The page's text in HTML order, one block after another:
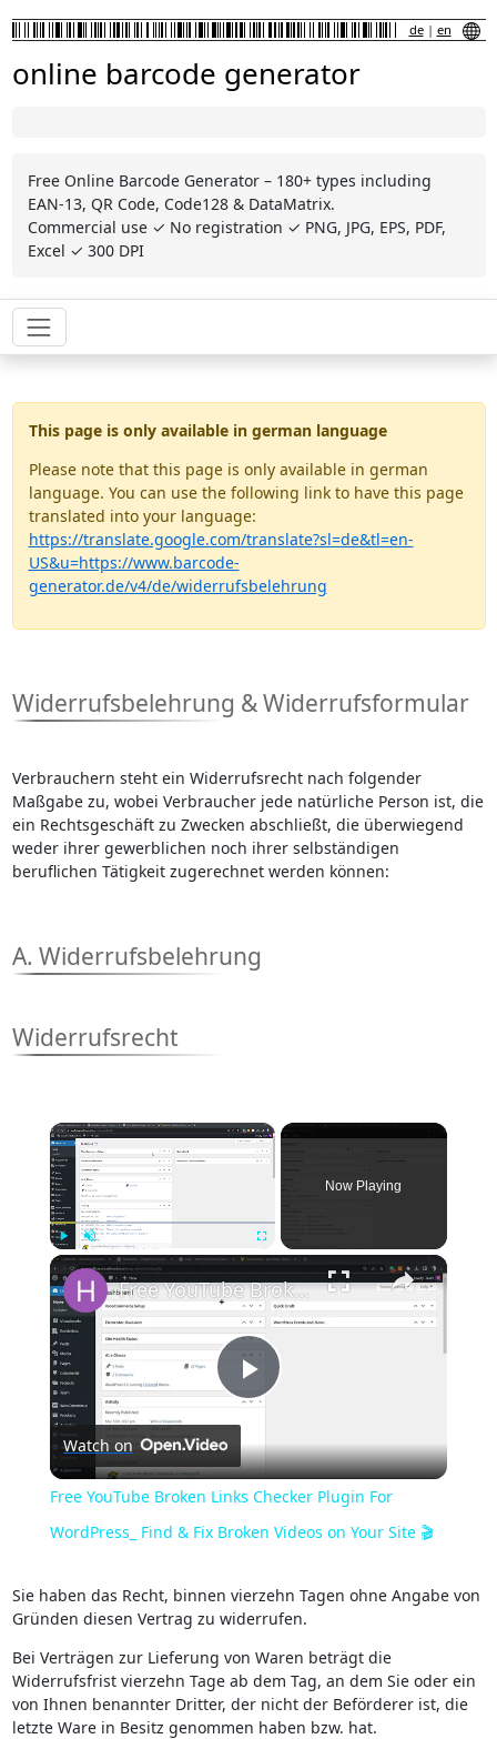
de| en
online barcode generator
Free Online Barcode Generator – 180+ types including
EAN-13, QR Code, Code128 & DataMatrix.
Commercial use ✓ No registration ✓ PNG, JPG, EPS, PDF,
Excel ✓ 300 DPI
This page is only available in german language
Please note that this page is only available in german
language. You can use the following link to have this page
translated into your language:
https://translate.google.com/translate?sl=de&tl=en-
US&u=https://www.barcode-
generator.de/v4/de/widerrufsbelehrung
Widerrufsbelehrung & Widerrufsformular
Verbrauchern steht ein Widerrufsrecht nach folgender
Maßgabe zu, wobei Verbraucher jede natürliche Person ist, die
ein Rechtsgeschäft zu Zwecken abschließt, die überwiegend
weder ihrer gewerblichen noch ihrer selbständigen
beruflichen Tätigkeit zugerechnet werden können:
A. Widerrufsbelehrung
Widerrufsrecht
×
Play Unmute Fullscreen
Now Playing
×
Play
Video
Free YouTube Broken Links Checker Plugin For WordPress_ Find & Fix Broken Videos on Your Site 🎬
Watch on
Free YouTube Broken Links Checker Plugin For
WordPress_ Find & Fix Broken Videos on Your Site 🎬
Sie haben das Recht, binnen vierzehn Tagen ohne Angabe von
Gründen diesen Vertrag zu widerrufen.
Bei Verträgen zur Lieferung von Waren beträgt die
Widerrufsfrist vierzehn Tage ab dem Tag, an dem Sie oder ein
von Ihnen benannter Dritter, der nicht der Beförderer ist, die
letzte Ware in Besitz genommen haben bzw. hat.